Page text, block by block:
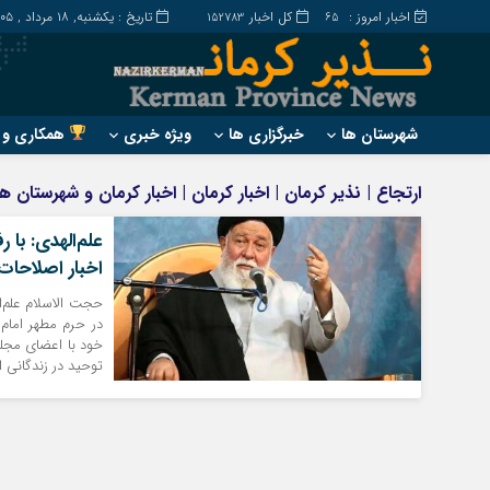
کل اخبار 152783 اخبار امروز : 65 تاریخ : یکشنبه, ۱۸ مرداد , ۱۴۰۵
شهرستان ها خبرگزاری ها ویژه خبری همکاری و
ارزوئیه
انار
بافت
بردسیر
بم
جیرفت
رابر
راور
ارتجاع | نذیر کرمان | اخبار کرمان | اخبار کرمان و
علم‌الهدی:
اخبار
در حرم مطهر امام
خود با اعضای
توحید در